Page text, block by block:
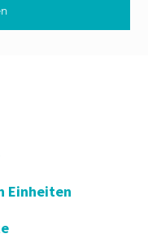
Einheiten